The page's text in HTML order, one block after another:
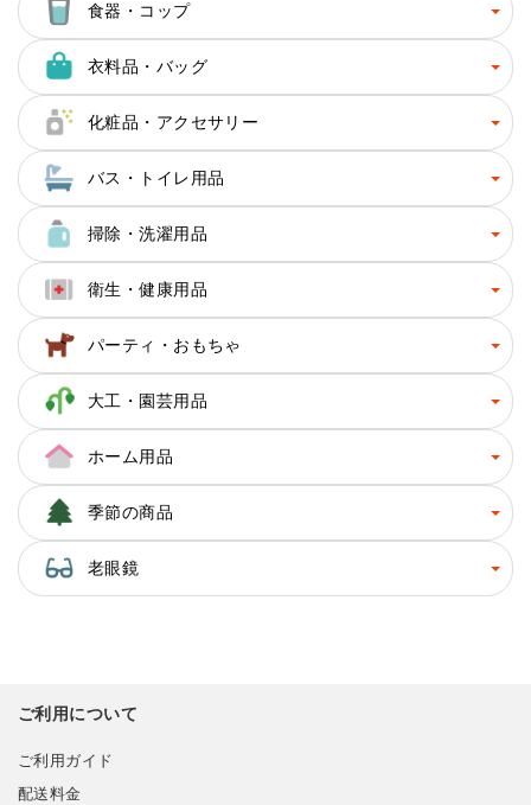
食器・コップ
衣料品・バッグ
化粧品・アクセサリー
バス・トイレ用品
掃除・洗濯用品
衛生・健康用品
パーティ・おもちゃ
大工・園芸用品
ホーム用品
季節の商品
老眼鏡
ご利用について
ご利用ガイド
配送料金